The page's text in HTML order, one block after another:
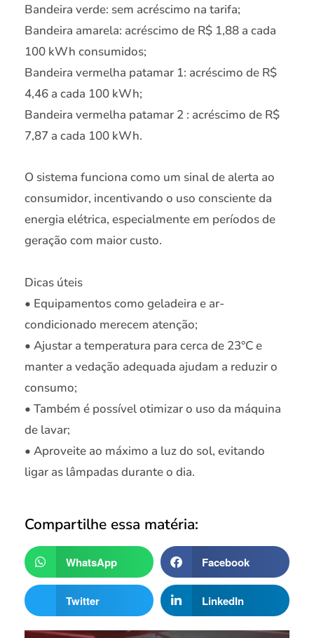
Bandeira verde: sem acréscimo na tarifa;
Bandeira amarela: acréscimo de R$ 1,88 a cada
100 kWh consumidos;
Bandeira vermelha patamar 1: acréscimo de R$
4,46 a cada 100 kWh;
Bandeira vermelha patamar 2 : acréscimo de R$
7,87 a cada 100 kWh.
O sistema funciona como um sinal de alerta ao
consumidor, incentivando o uso consciente da
energia elétrica, especialmente em períodos de
geração com maior custo.
Dicas úteis
• Equipamentos como geladeira e ar-
condicionado merecem atenção;
• Ajustar a temperatura para cerca de 23°C e
manter a vedação adequada ajudam a reduzir o
consumo;
• Também é possível otimizar o uso da máquina
de lavar;
• Aproveite ao máximo a luz do sol, evitando
ligar as lâmpadas durante o dia.
Compartilhe essa matéria:
WhatsApp Facebook
Twitter LinkedIn